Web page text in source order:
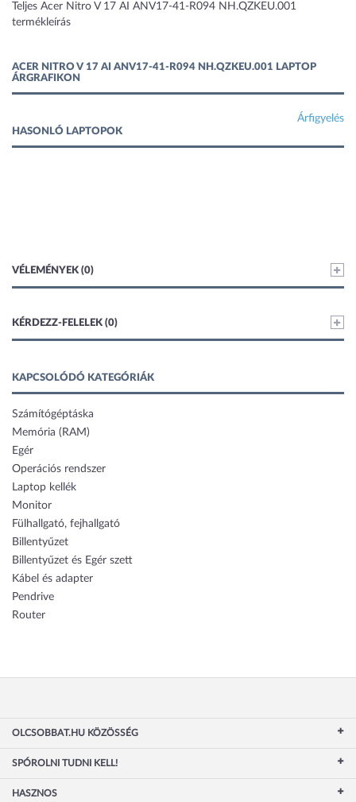
Teljes Acer Nitro V 17 AI ANV17-41-R094 NH.QZKEU.001
termékleírás
ACER NITRO V 17 AI ANV17-41-R094 NH.QZKEU.001 LAPTOP
ÁRGRAFIKON
Árfigyelés
HASONLÓ LAPTOPOK
VÉLEMÉNYEK (0)
KÉRDEZZ-FELELEK (0)
KAPCSOLÓDÓ KATEGÓRIÁK
Számítógéptáska
Memória (RAM)
Egér
Operációs rendszer
Laptop kellék
Monitor
Fülhallgató, fejhallgató
Billentyűzet
Billentyűzet és Egér szett
Kábel és adapter
Pendrive
Router
OLCSOBBAT.HU KÖZÖSSÉG
SPÓROLNI TUDNI KELL!
HASZNOS